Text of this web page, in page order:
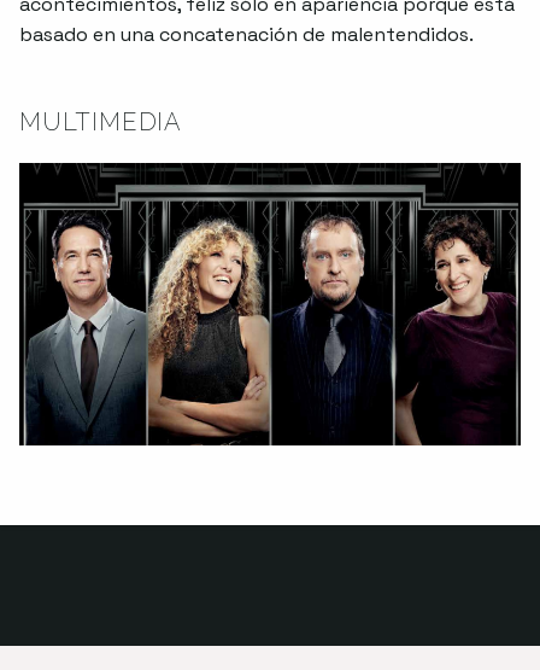
basado en una concatenación de malentendidos.
MULTIMEDIA